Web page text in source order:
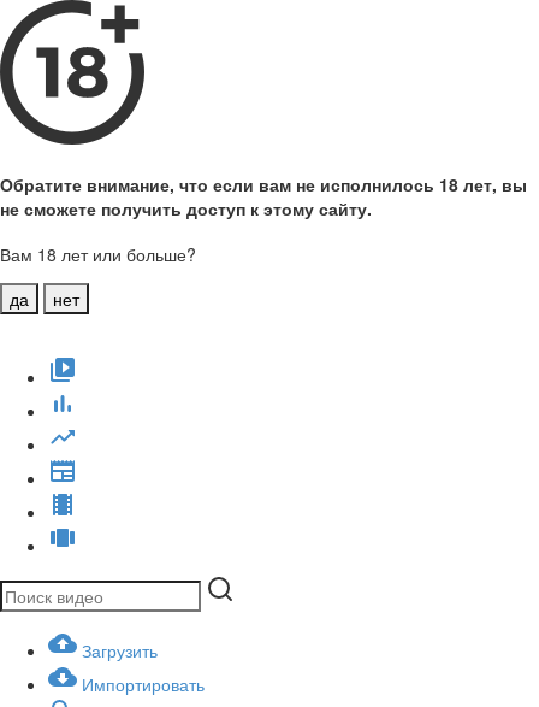
Обратите внимание, что если вам не исполнилось 18 лет, вы
не сможете получить доступ к этому сайту.
Вам 18 лет или больше?
да
нет
Загрузить
Импортировать